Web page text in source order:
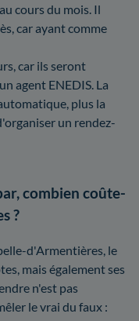
cours du mois. Il
car ayant comme
car ils seront
agent ENEDIS. La
plus la
un rendez-
combien coûte-
?
d'Armentières, le
mais également ses
n'est pas
le vrai du faux :